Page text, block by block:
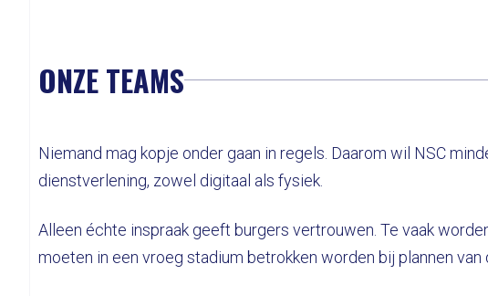
ONZE TEAMS
Niemand mag kopje onder gaan in regels. Daarom wil NSC
dienstverlening, zowel digitaal als fysiek.
Alleen échte inspraak geeft burgers vertrouwen. Te vaak
moeten in een vroeg stadium betrokken worden bij plannen van